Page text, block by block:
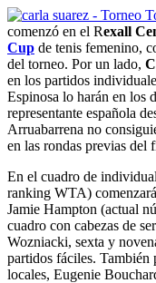
comenzó en el Rexall
Cup de tenis femenino,
del torneo. Por un lado,
en los partidos
Espinosa lo harán en los
representante española
Arruabarrena no
en las rondas previas del
En el cuadro de
ranking WTA)
Jamie Hampton (actual
cuadro con cabezas de
Wozniacki, sexta y
partidos fáciles. También
locales, Eugenie